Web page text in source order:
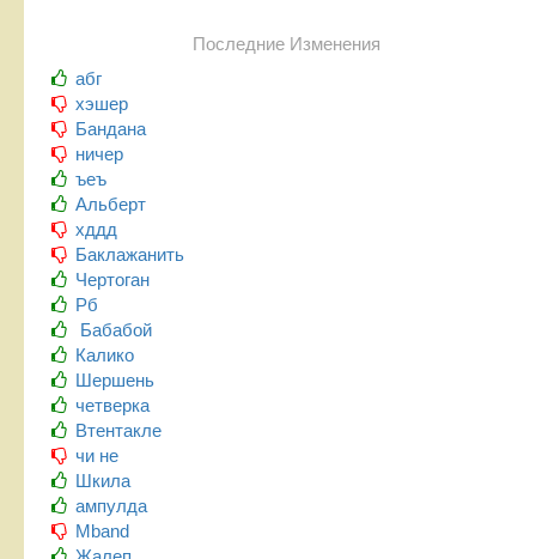
Последние Изменения
абг
хэшер
Бандана
ничер
ъеъ
Альберт
хддд
Баклажанить
Чертоган
Рб
Бабабой
Калико
Шершень
четверка
Втентакле
чи не
Шкила
ампулда
Mband